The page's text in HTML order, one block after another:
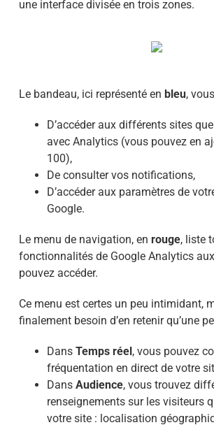
une interface divisée en trois zones.
Le bandeau, ici représenté en bleu,
D’accéder aux différents sites
avec Analytics (vous pouvez en
100),
De consulter vos notifications,
D’accéder aux paramètres de
Google.
Le menu de navigation, en rouge, liste
fonctionnalités de Google Analytics
pouvez accéder.
Ce menu est certes un peu intimidant,
finalement besoin d’en retenir qu’une
DansTemps réel, vous pouvez
fréquentation en direct de votre
Dans Audience, vous trouvez
renseignements sur les visiteurs
votre site : localisation